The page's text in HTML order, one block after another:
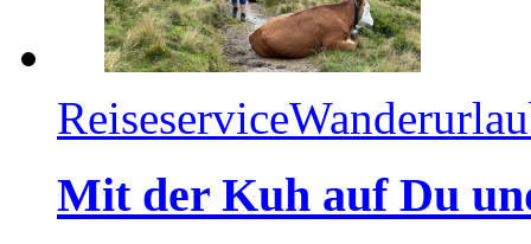
Reiseservice
Mit der Kuh auf Du